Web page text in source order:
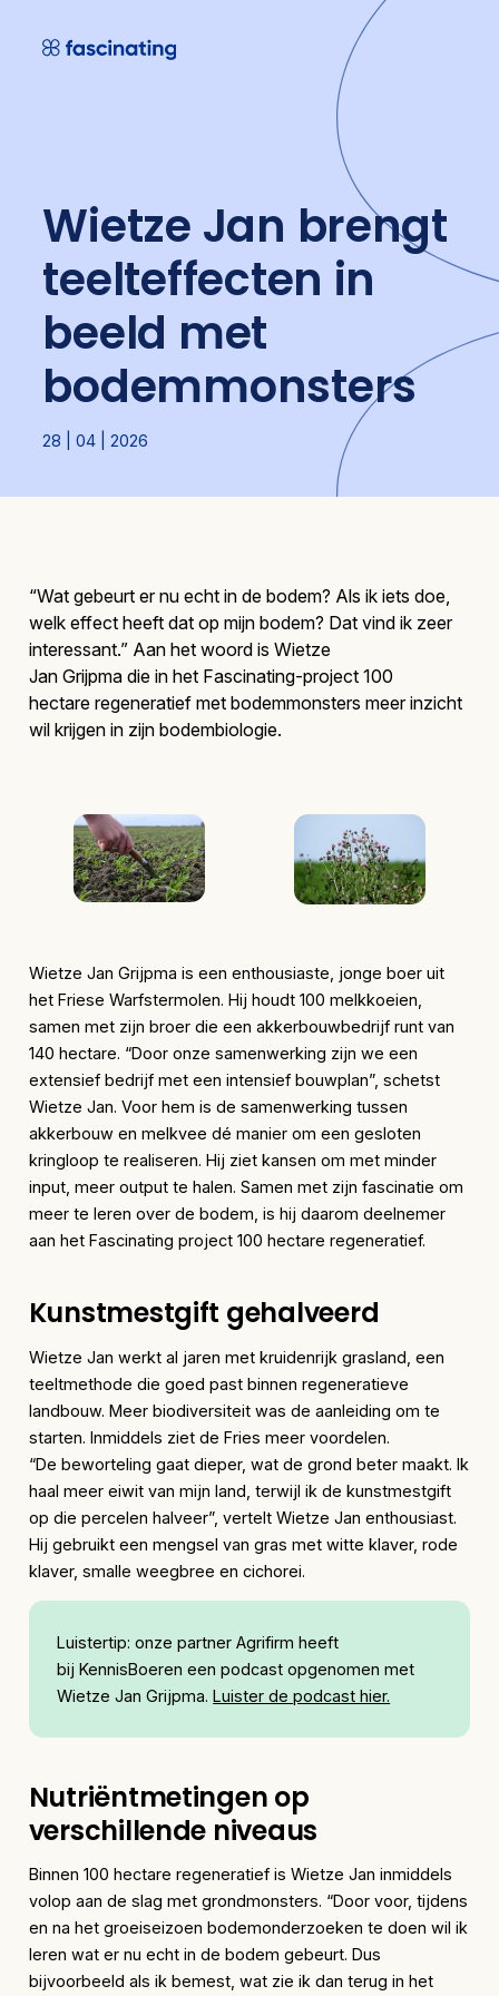
Wietze Jan brengt
teelteffecten in
beeld met
bodemmonsters
28 | 04 | 2026
“Wat gebeurt er nu echt in de bodem? Als ik iets doe,
welk effect heeft dat op mijn bodem? Dat vind ik zeer
interessant.” Aan het woord is Wietze
Jan Grijpma die in het Fascinating-project 100
hectare regeneratief met bodemmonsters meer inzicht
wil krijgen in zijn bodembiologie.
Wietze Jan Grijpma is een enthousiaste, jonge boer uit
het Friese Warfstermolen. Hij houdt 100 melkkoeien,
samen met zijn broer die een akkerbouwbedrijf runt van
140 hectare. “Door onze samenwerking zijn we een
extensief bedrijf met een intensief bouwplan”, schetst
Wietze Jan. Voor hem is de samenwerking tussen
akkerbouw en melkvee dé manier om een gesloten
kringloop te realiseren. Hij ziet kansen om met minder
input, meer output te halen. Samen met zijn fascinatie om
meer te leren over de bodem, is hij daarom deelnemer
aan het Fascinating project 100 hectare regeneratief.
Kunstmestgift gehalveerd
Wietze Jan werkt al jaren met kruidenrijk grasland, een
teeltmethode die goed past binnen regeneratieve
landbouw. Meer biodiversiteit was de aanleiding om te
starten. Inmiddels ziet de Fries meer voordelen.
“De beworteling gaat dieper, wat de grond beter maakt. Ik
haal meer eiwit van mijn land, terwijl ik de kunstmestgift
op die percelen halveer”, vertelt Wietze Jan enthousiast.
Hij gebruikt een mengsel van gras met witte klaver, rode
klaver, smalle weegbree en cichorei.
Luistertip: onze partner Agrifirm heeft
bij KennisBoeren een podcast opgenomen met
Wietze Jan Grijpma.Luister de podcast hier.
Nutriëntmetingen op
verschillende niveaus
Binnen 100 hectare regeneratief is Wietze Jan inmiddels
volop aan de slag met grondmonsters. “Door voor, tijdens
en na het groeiseizoen bodemonderzoeken te doen wil ik
leren wat er nu echt in de bodem gebeurt. Dus
bijvoorbeeld als ik bemest, wat zie ik dan terug in het